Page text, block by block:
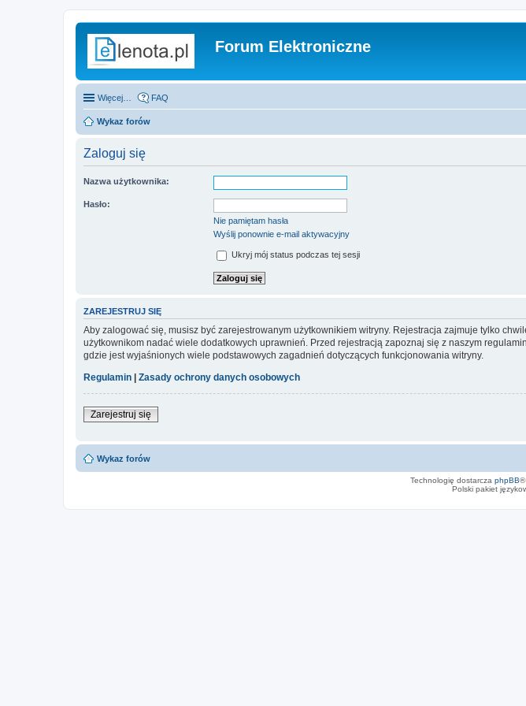
Forum Elektroniczne
Więcej… FAQ
Wykaz forów
Zaloguj się
Nazwa użytkownika:
Hasło:
Nie pamiętam hasła
Wyślij ponownie e-mail aktywacyjny
Ukryj mój status podczas tej sesji
ZAREJESTRUJ SIĘ
Aby zalogować się, musisz być zarejestrowanym użytkownikiem witryny. Rejestracja zajmuje tylko
użytkownikom nadać wiele dodatkowych uprawnień. Przed rejestracją zapoznaj się z naszym
gdzie jest wyjaśnionych wiele podstawowych zagadnień dotyczących funkcjonowania witryny.
Regulamin | Zasady ochrony danych osobowych
Zarejestruj się
Wykaz forów
Technologię dostarcza phpBB®
Polski pakiet